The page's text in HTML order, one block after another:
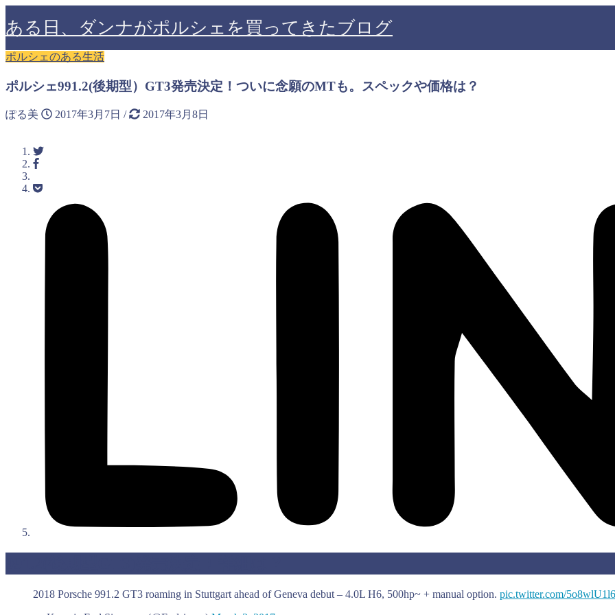
ある日、ダンナがポルシェを買ってきたブログ
ポルシェのある生活
ポルシェ991.2(後期型）GT3発売決定！ついに念願のMTも。スペックや価格は？
ぽる美 2017年3月7日 / 2017年3月8日
2018 Porsche 991.2 GT3 roaming in Stuttgart ahead of Geneva debut – 4.0L H6, 500hp~ + manual option. pic.twitter.com/